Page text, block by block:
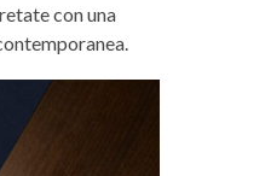
con una